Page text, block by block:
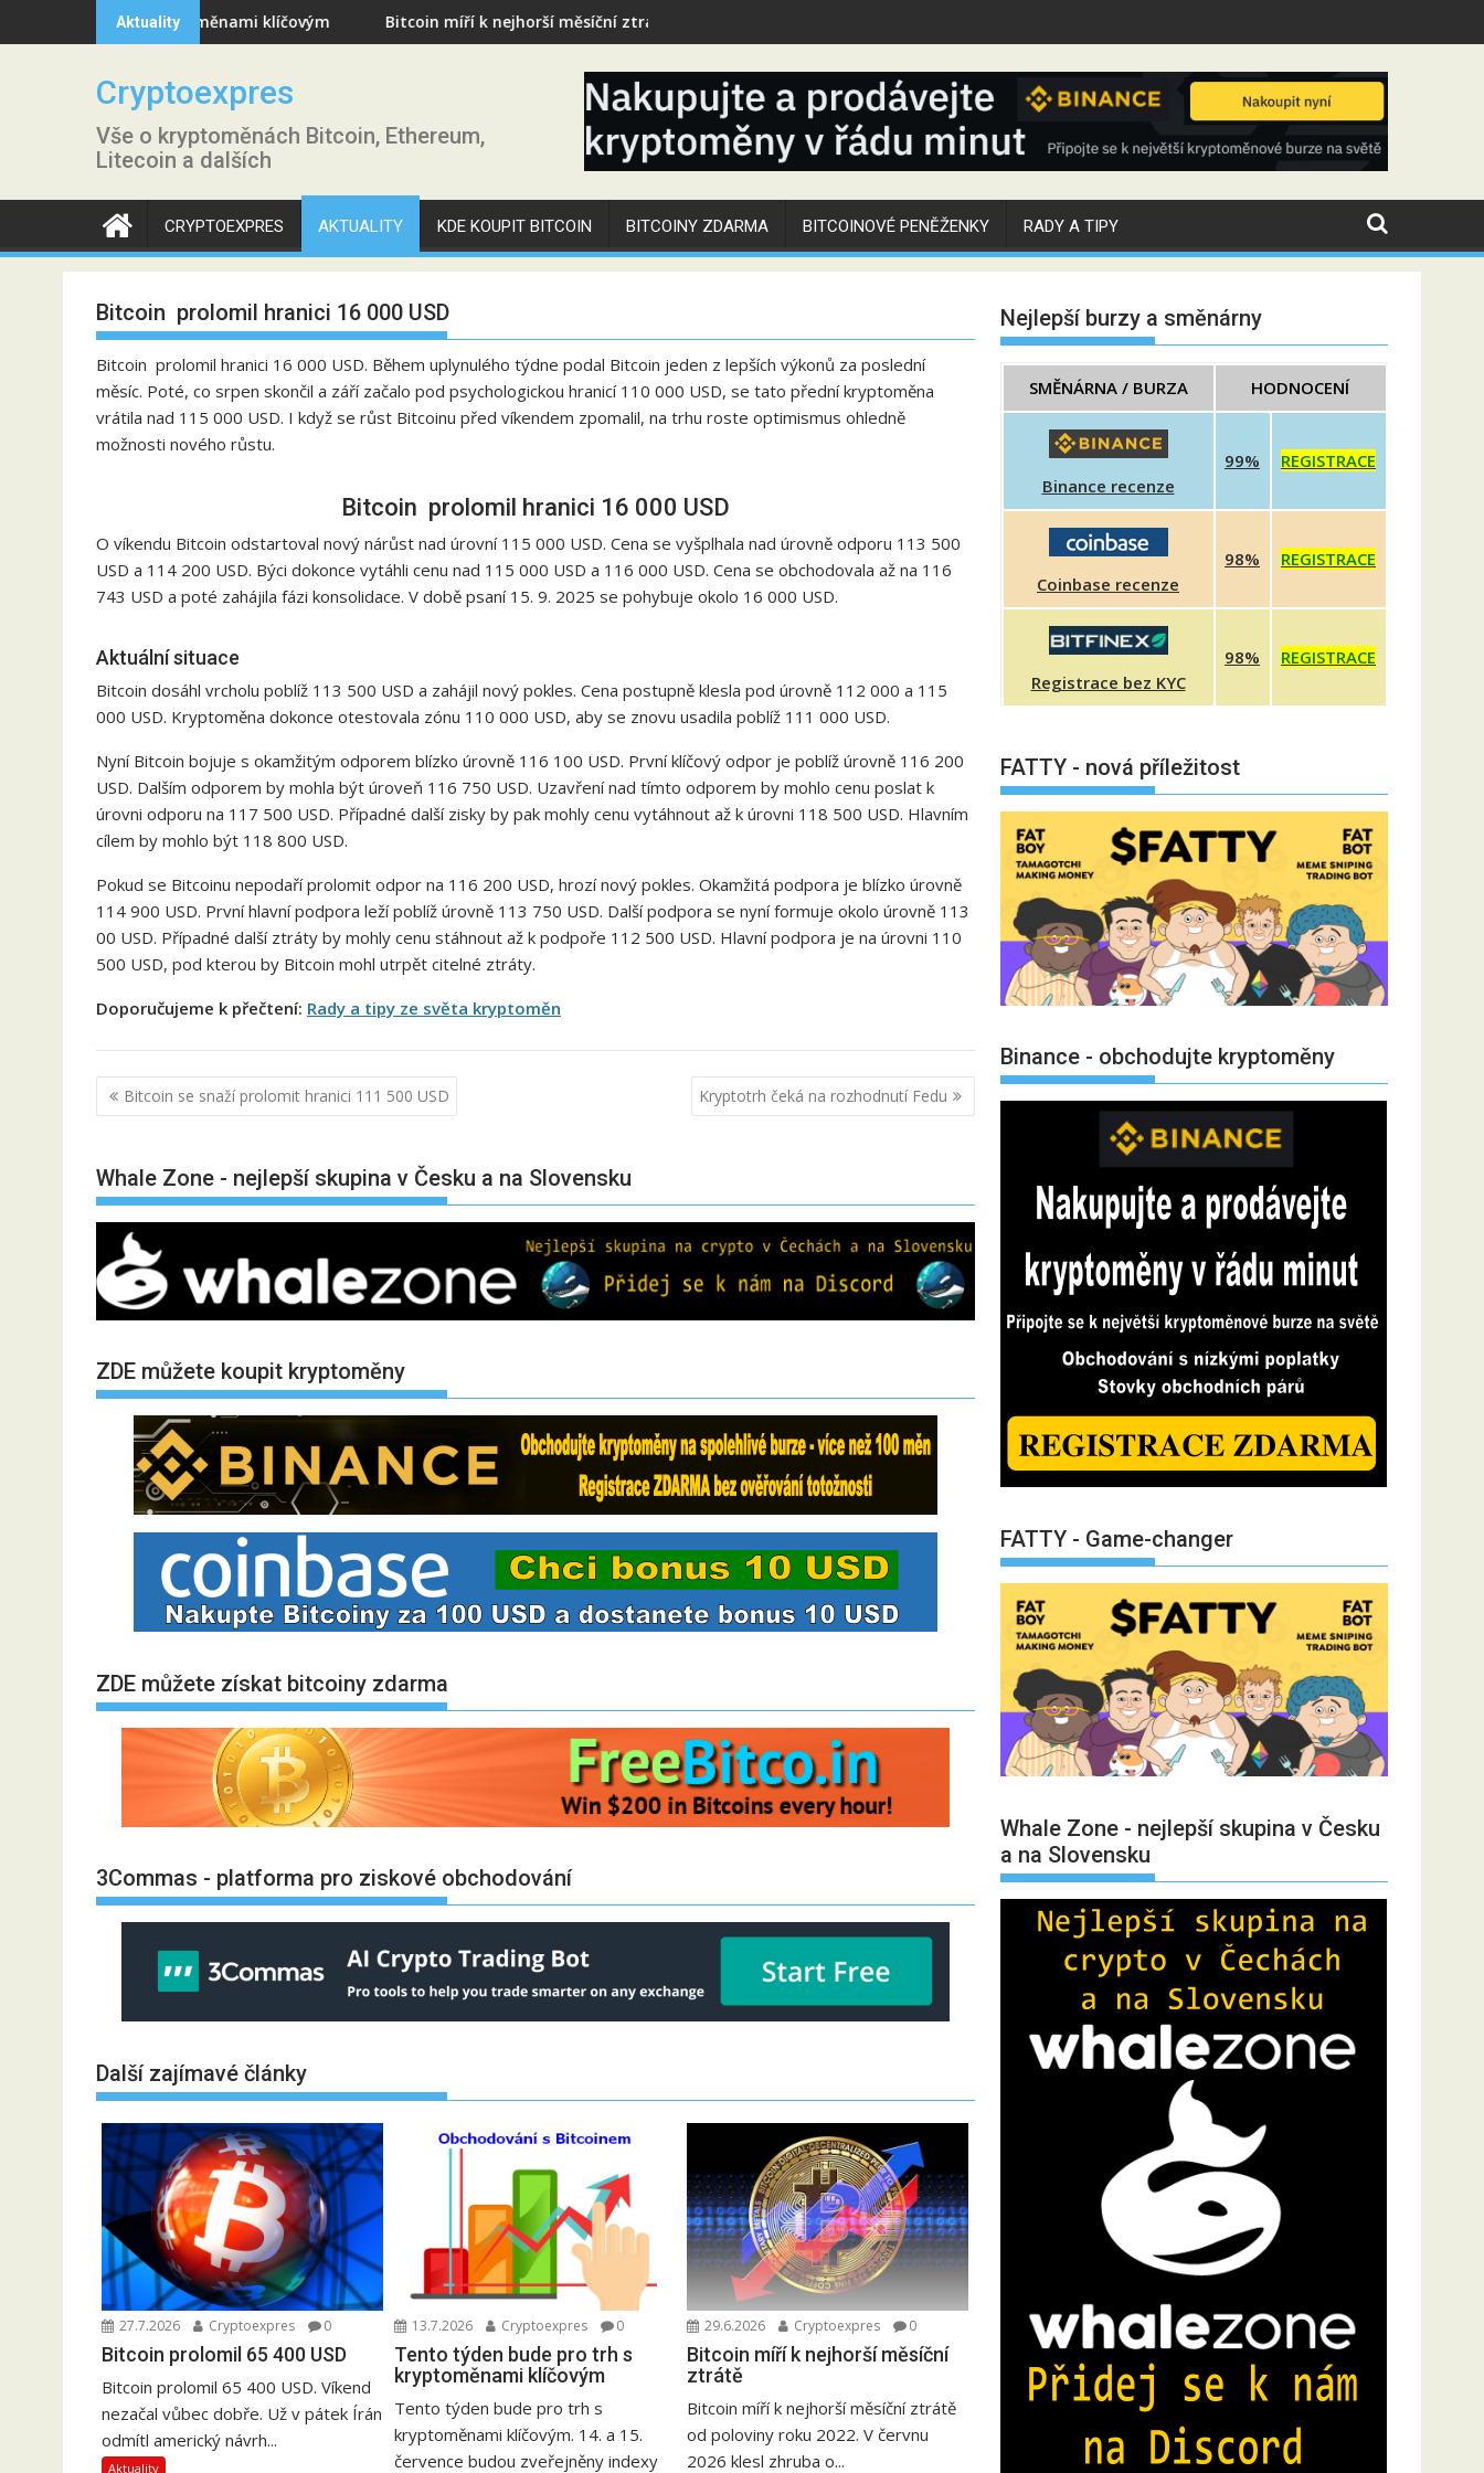
to
Aktuality
kryptoměnami klíčovým Bitcoin míří k nejhorší měsíční ztrátě
Cryptoexpres
Vše o kryptoměnách Bitcoin, Ethereum,
Litecoin a dalších
CRYPTOEXPRES AKTUALITY KDE KOUPIT BITCOIN BITCOINY ZDARMA BITCOINOVÉ PENĚŽENKY RADY A TIPY
Bitcoin prolomil hranici 16 000 USD
Bitcoin prolomil hranici 16 000 USD. Během uplynulého týdne podal Bitcoin jeden z lepších výkonů za poslední
měsíc. Poté, co srpen skončil a září začalo pod psychologickou hranicí 110 000 USD, se tato přední kryptoměna
vrátila nad 115 000 USD. I když se růst Bitcoinu před víkendem zpomalil, na trhu roste optimismus ohledně
možnosti nového růstu.
Bitcoin prolomil hranici 16 000 USD
O víkendu Bitcoin odstartoval nový nárůst nad úrovní 115 000 USD. Cena se vyšplhala nad úrovně odporu 113 500
USD a 114 200 USD. Býci dokonce vytáhli cenu nad 115 000 USD a 116 000 USD. Cena se obchodovala až na 116
743 USD a poté zahájila fázi konsolidace. V době psaní 15. 9. 2025 se pohybuje okolo 16 000 USD.
Aktuální situace
Bitcoin dosáhl vrcholu poblíž 113 500 USD a zahájil nový pokles. Cena postupně klesla pod úrovně 112 000 a 115
000 USD. Kryptoměna dokonce otestovala zónu 110 000 USD, aby se znovu usadila poblíž 111 000 USD.
Nyní Bitcoin bojuje s okamžitým odporem blízko úrovně 116 100 USD. První klíčový odpor je poblíž úrovně 116 200
USD. Dalším odporem by mohla být úroveň 116 750 USD. Uzavření nad tímto odporem by mohlo cenu poslat k
úrovni odporu na 117 500 USD. Případné další zisky by pak mohly cenu vytáhnout až k úrovni 118 500 USD. Hlavním
cílem by mohlo být 118 800 USD.
Pokud se Bitcoinu nepodaří prolomit odpor na 116 200 USD, hrozí nový pokles. Okamžitá podpora je blízko úrovně
114 900 USD. První hlavní podpora leží poblíž úrovně 113 750 USD. Další podpora se nyní formuje okolo úrovně 113
00 USD. Případné další ztráty by mohly cenu stáhnout až k podpoře 112 500 USD. Hlavní podpora je na úrovni 110
500 USD, pod kterou by Bitcoin mohl utrpět citelné ztráty.
Doporučujeme k přečtení: Rady a tipy ze světa kryptoměn
Navigace
pro
Bitcoin se snaží prolomit hranici 111 500 USD Kryptotrh čeká na rozhodnutí Fedu
Whale Zone - nejlepší skupina v Česku a na Slovensku
ZDE můžete koupit kryptoměny
ZDE můžete získat bitcoiny zdarma
3Commas - platforma pro ziskové obchodování
Další zajímavé články
27.7.2026 Cryptoexpres 0
Bitcoin prolomil 65 400 USD
Bitcoin prolomil 65 400 USD. Víkend
nezačal vůbec dobře. Už v pátek Írán
odmítl americký návrh...
Aktuality
13.7.2026 Cryptoexpres 0
Tento týden bude pro trh s
kryptoměnami klíčovým
Tento týden bude pro trh s
kryptoměnami klíčovým. 14. a 15.
července budou zveřejněny indexy
29.6.2026 Cryptoexpres 0
Bitcoin míří k nejhorší měsíční
ztrátě
Bitcoin míří k nejhorší měsíční ztrátě
od poloviny roku 2022. V červnu
2026 klesl zhruba o...
Nejlepší burzy a směnárny
SMĚNÁRNA / BURZA HODNOCENÍ
Binance recenze
99% REGISTRACE
Coinbase recenze
98% REGISTRACE
Registrace bez KYC
98% REGISTRACE
FATTY - nová příležitost
Binance - obchodujte kryptoměny
FATTY - Game-changer
Whale Zone - nejlepší skupina v Česku
a na Slovensku